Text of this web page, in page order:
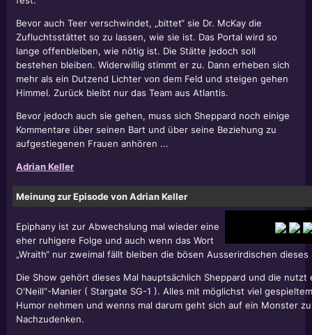
Bevor auch Teer verschwindet, „bittet“ sie Dr. McKay die
Zufluchtsstättet so zu lassen, wie sie ist. Das Portal wird so
lange offenbleiben, wie nötig ist. Die Stätte jedoch soll
bestehen bleiben. Widerwillig stimmt er zu. Dann erheben sich
mehr als ein Dutzend Lichter von dem Feld und steigen gehen
Himmel. Zurück bleibt nur das Team aus Atlantis.
Bevor jedoch auch sie gehen, muss sich Sheppard noch einige
Kommentare über seinen Bart und über seine Beziehung zu
aufgestiegenen Frauen anhören ...
Adrian Keller
Meinung zur Episode von Adrian Keller
Epiphany ist zur Abwechslung mal wieder eine
eher ruhigere Folge und auch wenn das Wort
„Wraith“ nur zweimal fällt bleiben die bösen Ausserirdischen dieses
Die Show gehört dieses Mal hauptsächlich Sheppard und die nutzt
O'Neill“-Manier ( Stargate SG-1 ). Alles mit möglichst viel
Humor nehmen und wenns mal darum geht sich auf ein Monster
Nachzudenken.